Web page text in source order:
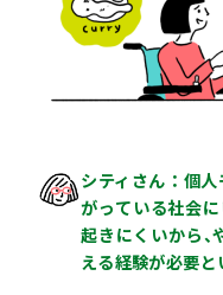
シティさん
個人
がっている社会
起きにくいから
える経験が必要と